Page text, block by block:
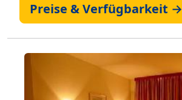
Preise & Verfügbarkeit →